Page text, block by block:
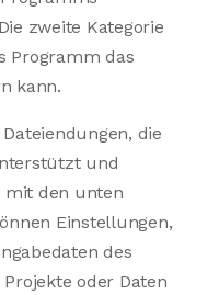
zweite Kategorie
Programm das
kann.
die
und
mit den unten
Einstellungen,
des
oder Daten